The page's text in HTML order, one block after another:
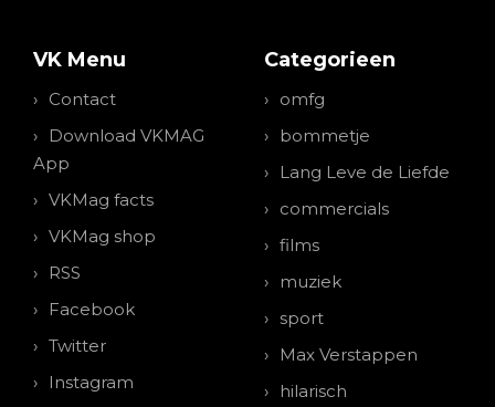
VK Menu
Contact
Download VKMAG
App
VKMag facts
VKMag shop
RSS
Facebook
Twitter
Instagram
Categorieen
omfg
bommetje
Lang Leve de Liefde
commercials
films
muziek
sport
Max Verstappen
hilarisch